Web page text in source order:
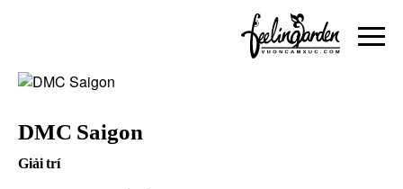
DMC Saigon
Giải trí